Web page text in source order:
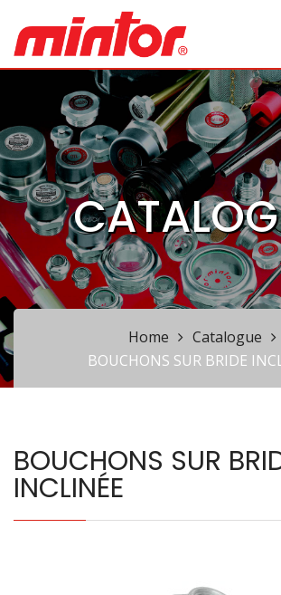
Home
Catalogue
BOUCHONS SUR BRIDE
BOUCHONS SUR
INCLINÉE